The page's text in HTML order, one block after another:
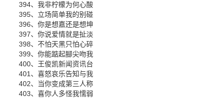
394、我非柠檬为何心酸
395、立场简单我的别碰
396、你是想嘉还是想坤
397、你说爱情就是扯淡
398、不怕天黑只怕心碎
399、你能踮起腳尖吻我
400、王俊凯新闻资讯台
401、喜怒哀乐告知与我
402、当你变成第三人称
403、喜你人多怪我懦弱